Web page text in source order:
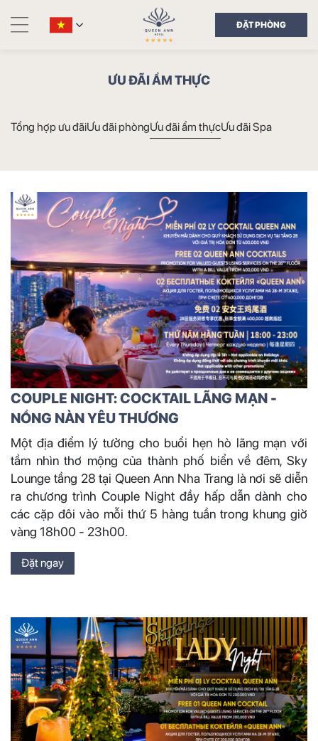
ĐẶT PHÒNG
ƯU ĐÃI ẨM THỰC
Tổng hợp ưu đãiƯu đãi phòngƯu đãi ẩm thựcƯu đãi Spa
COUPLE NIGHT: COCKTAIL LÃNG MẠN -
NỒNG NÀN YÊU THƯƠNG
Một địa điểm lý tưởng cho buổi hẹn hò lãng mạn với
tầm nhìn thơ mộng của thành phố biển về đêm, Sky
Lounge tầng 28 tại Queen Ann Nha Trang là nơi sẽ diễn
ra chương trình Couple Night đầy hấp dẫn dành cho
các cặp đôi vào mỗi thứ 5 hàng tuần trong khung giờ
vàng 18h00 - 23h00.
Đặt ngay